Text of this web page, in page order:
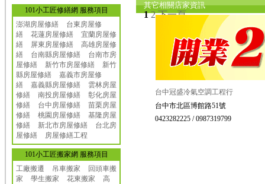
101小工匠修繕網 服務項目
澎湖房屋修繕
台東房屋修
繕
花蓮房屋修繕
宜蘭房屋修
繕
屏東房屋修繕
高雄房屋修
繕
台南縣房屋修繕
台南市房
屋修繕
新竹市房屋修繕
新竹
縣房屋修繕
嘉義市房屋修
繕
嘉義縣房屋修繕
雲林房屋
修繕
南投房屋修繕
彰化房屋
修繕
台中房屋修繕
苗栗房屋
修繕
桃園房屋修繕
基隆房屋
修繕
新北市房屋修繕
台北房
屋修繕
房屋修繕工程
101小工匠搬家網 服務項目
工廠搬遷 吊車搬家
回頭車搬
家
學生搬家 花東搬家
高
1 2 下一頁
其它相關店家資訊
台中冠盛冷氣空調工程行
台中市北區博館路51號
0423282225 / 0987319799